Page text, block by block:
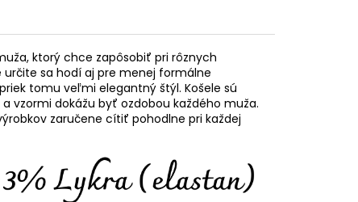
ktorý chce zapôsobiť pri rôznych
sa hodí aj pre menej formálne
tomu veľmi elegantný štýl. Košele sú
vzormi dokážu byť ozdobou každého muža.
zaručene cítiť pohodlne pri každej